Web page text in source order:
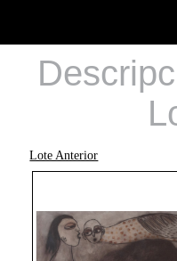
Lote Anterior